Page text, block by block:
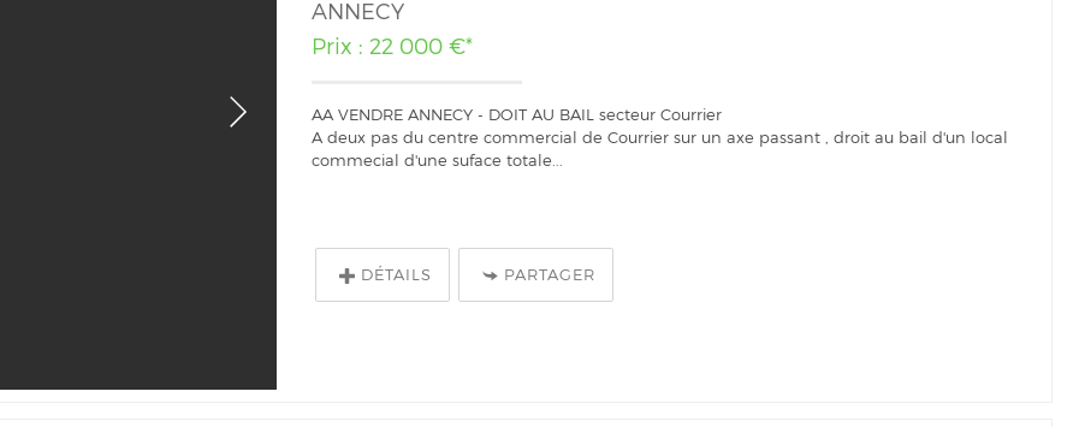
ANNECY
Prix : 22 000 €*
AA VENDRE ANNECY - DOIT AU BAIL secteur Courrier
A deux pas du centre commercial de Courrier sur un axe passant , droit au bail d'un local
commecial d'une suface totale...
DÉTAILS PARTAGER